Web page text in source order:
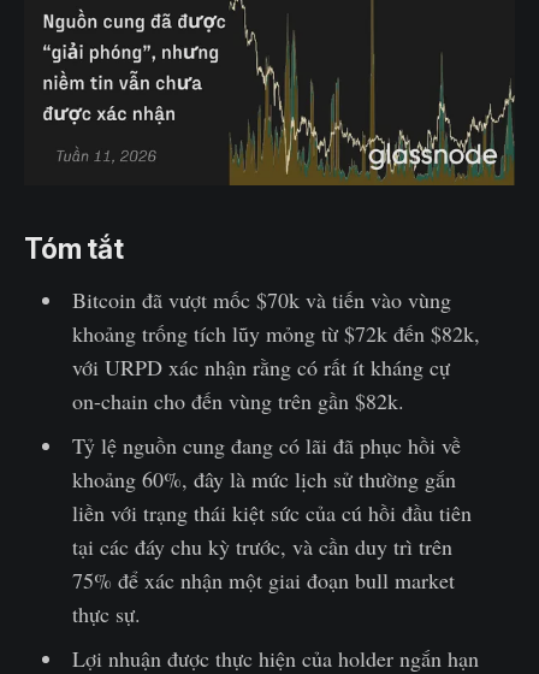
Tóm tắt
Bitcoin đã vượt mốc $70k và tiến vào vùng
khoảng trống tích lũy mỏng từ $72k đến $82k,
với URPD xác nhận rằng có rất ít kháng cự
on-chain cho đến vùng trên gần $82k.
Tỷ lệ nguồn cung đang có lãi đã phục hồi về
khoảng 60%, đây là mức lịch sử thường gắn
liền với trạng thái kiệt sức của cú hồi đầu tiên
tại các đáy chu kỳ trước, và cần duy trì trên
75% để xác nhận một giai đoạn bull market
thực sự.
Lợi nhuận được thực hiện của holder ngắn hạn